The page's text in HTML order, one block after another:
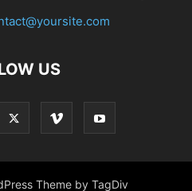
US
Theme by TagDiv